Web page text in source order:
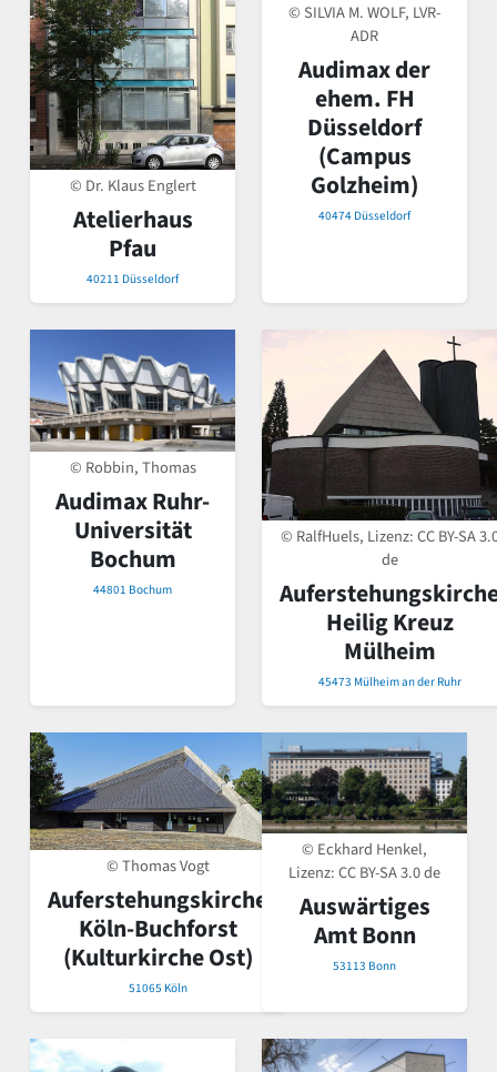
© Dr. Klaus Englert
Atelierhaus
Pfau
40211 Düsseldorf
© SILVIA M. WOLF, LVR-
ADR
Audimax der
ehem. FH
Düsseldorf
(Campus
Golzheim)
40474 Düsseldorf
© Robbin, Thomas
Audimax Ruhr-
Universität
Bochum
44801 Bochum
© RalfHuels, Lizenz:CC BY-SA
de
Heilig Kreuz
Mülheim
45473 Mülheim an der Ruhr
© Thomas Vogt
Auferstehungskirche
Köln-Buchforst
(Kulturkirche Ost)
51065 Köln
© Eckhard Henkel,
Lizenz:CC BY-SA 3.0 de
Auswärtiges
Amt Bonn
53113 Bonn